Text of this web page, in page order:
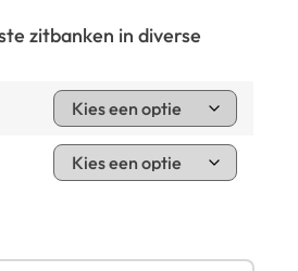
zitbanken in diverse